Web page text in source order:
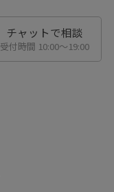
チャットで相談
受付時間 10:00〜19:00